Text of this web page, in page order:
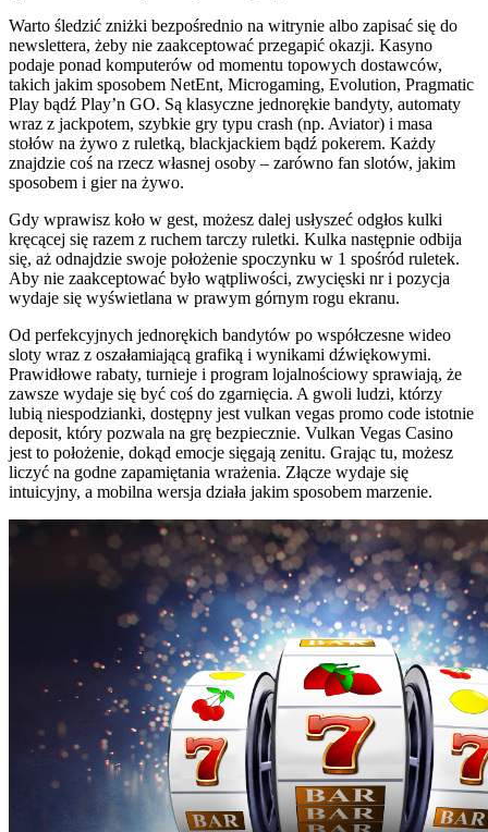
Warto śledzić zniżki bezpośrednio na witrynie albo zapisać się do
newslettera, żeby nie zaakceptować przegapić okazji. Kasyno
podaje ponad komputerów od momentu topowych dostawców,
takich jakim sposobem NetEnt, Microgaming, Evolution, Pragmatic
Play bądź Play’n GO. Są klasyczne jednorękie bandyty, automaty
wraz z jackpotem, szybkie gry typu crash (np. Aviator) i masa
stołów na żywo z ruletką, blackjackiem bądź pokerem. Każdy
znajdzie coś na rzecz własnej osoby – zarówno fan slotów, jakim
sposobem i gier na żywo.
Gdy wprawisz koło w gest, możesz dalej usłyszeć odgłos kulki
kręcącej się razem z ruchem tarczy ruletki. Kulka następnie odbija
się, aż odnajdzie swoje położenie spoczynku w 1 spośród ruletek.
Aby nie zaakceptować było wątpliwości, zwycięski nr i pozycja
wydaje się wyświetlana w prawym górnym rogu ekranu.
Od perfekcyjnych jednorękich bandytów po współczesne wideo
sloty wraz z oszałamiającą grafiką i wynikami dźwiękowymi.
Prawidłowe rabaty, turnieje i program lojalnościowy sprawiają, że
zawsze wydaje się być coś do zgarnięcia. A gwoli ludzi, którzy
lubią niespodzianki, dostępny jest vulkan vegas promo code istotnie
deposit, który pozwala na grę bezpiecznie. Vulkan Vegas Casino
jest to położenie, dokąd emocje sięgają zenitu. Grając tu, możesz
liczyć na godne zapamiętania wrażenia. Złącze wydaje się
intuicyjny, a mobilna wersja działa jakim sposobem marzenie.